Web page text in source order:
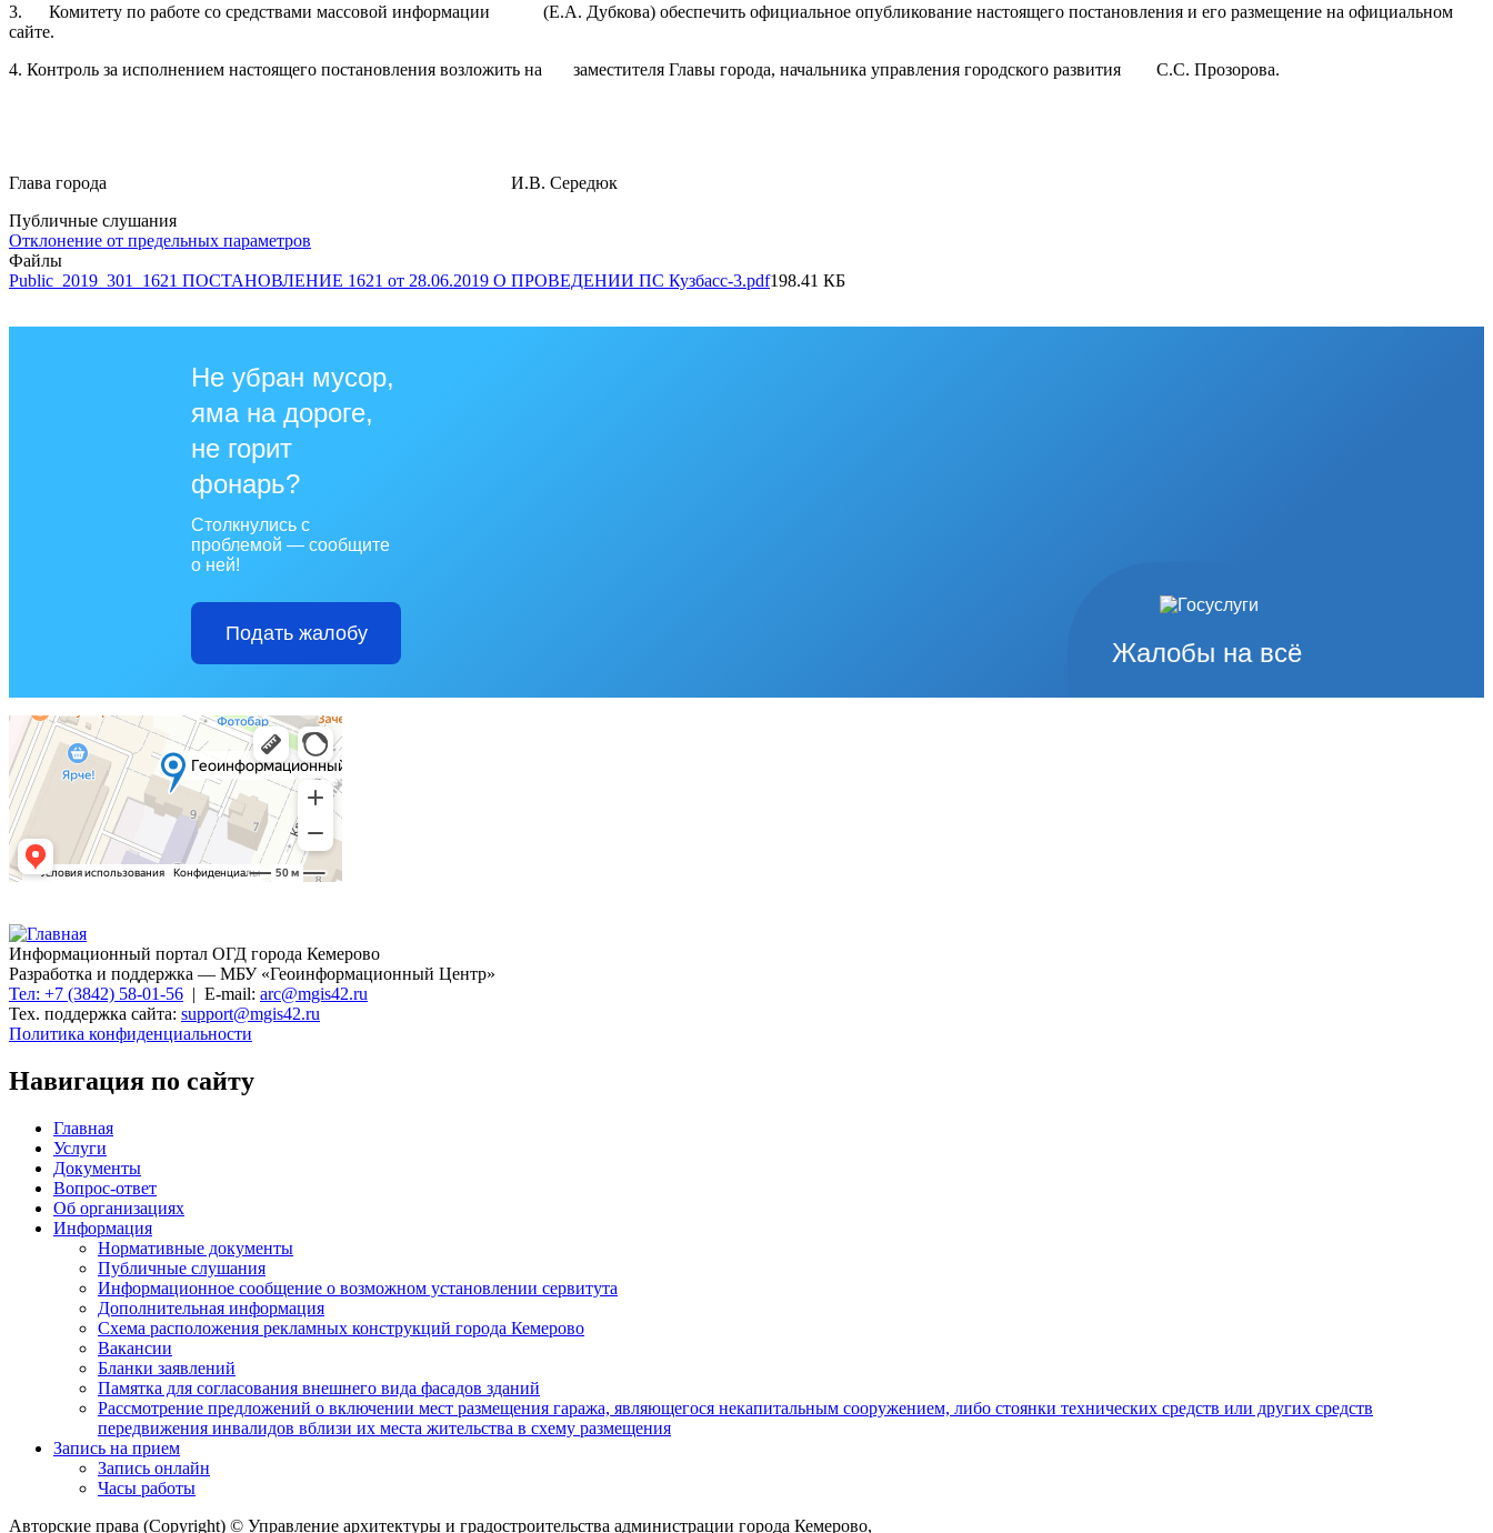
3. Комитету по работе со средствами массовой информации (Е.А. Дубкова) обеспечить официальное опубликование настоящего постановления и его размещение на официальном
сайте.
4. Контроль за исполнением настоящего постановления возложить на заместителя Главы города, начальника управления городского развития С.С. Прозорова.
Глава города И.В. Середюк
Публичные слушания
Отклонение от предельных параметров
Файлы
Public_2019_301_1621 ПОСТАНОВЛЕНИЕ 1621 от 28.06.2019 О ПРОВЕДЕНИИ ПС Кузбасс-3.pdf198.41 КБ
Жалобы на всё
Не убран мусор,
яма на дороге,
не горит
фонарь?
Столкнулись с
проблемой — сообщите
о ней!
Подать жалобу
Информационный портал ОГД города Кемерово
Разработка и поддержка — МБУ «Геоинформационный Центр»
Тел: +7 (3842) 58-01-56 | E-mail: arc@mgis42.ru
Тех. поддержка сайта: support@mgis42.ru
Политика конфиденциальности
Навигация по сайту
Главная
Услуги
Документы
Вопрос-ответ
Об организациях
Информация
Нормативные документы
Публичные слушания
Информационное сообщение о возможном установлении сервитута
Дополнительная информация
Схема расположения рекламных конструкций города Кемерово
Вакансии
Бланки заявлений
Памятка для согласования внешнего вида фасадов зданий
Рассмотрение предложений о включении мест размещения гаража, являющегося некапитальным сооружением, либо стоянки технических средств или других средств
передвижения инвалидов вблизи их места жительства в схему размещения
Запись на прием
Запись онлайн
Часы работы
Авторские права (Copyright) © Управление архитектуры и градостроительства администрации города Кемерово,